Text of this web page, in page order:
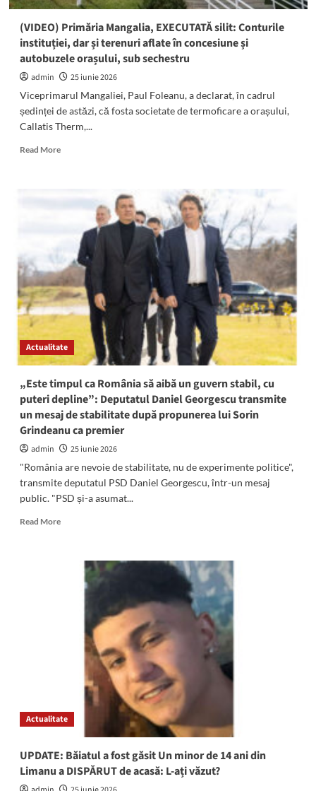
și
asociației
de
proprietari
de
Piața
Centrală
(VIDEO) Primăria Mangalia, EXECUTATĂ silit: Conturile
instituției, dar și terenuri aflate în concesiune și
autobuzele orașului, sub sechestru
admin
25 iunie 2026
Viceprimarul Mangaliei, Paul Foleanu, a declarat, în cadrul
ședinței de astăzi, că fosta societate de termoficare a orașului,
Callatis Therm,...
Read MoreRead
Primăria
Mangalia,
EXECUTATĂ
Conturile
instituției,
dar
și
terenuri
aflate
concesiune
și
orașului,
sub
sechestru
Actualitate
„Este timpul ca România să aibă un guvern stabil, cu
puteri depline”: Deputatul Daniel Georgescu transmite
un mesaj de stabilitate după propunerea lui Sorin
Grindeanu ca premier
admin
25 iunie 2026
"România are nevoie de stabilitate, nu de experimente politice",
transmite deputatul PSD Daniel Georgescu, într-un mesaj
public. "PSD și-a asumat...
Read MoreRead
guvern
depline”:
Deputatul
transmite
un
mesaj
Actualitate
UPDATE: Băiatul a fost găsit Un minor de 14 ani din
Limanu a DISPĂRUT de acasă: L-ați văzut?